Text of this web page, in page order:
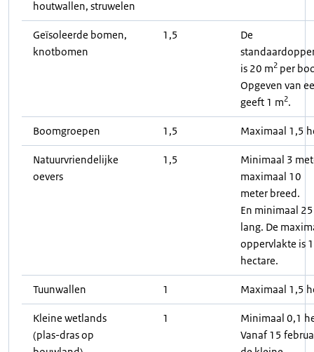
houtwallen, struwelen
Geïsoleerde bomen,
knotbomen
1,5
De
is 20 m2 per
Opgeven van
geeft 1 m2.
Boomgroepen 1,5 Maximaal 1,5
Natuurvriendelijke
oevers
1,5
Minimaal 3
maximaal 10
meter breed.
En minimaal
lang. De
oppervlakte is
hectare.
Tuunwallen 1 Maximaal 1,5
Kleine wetlands
(plas-dras op
1
Minimaal 0,1
Vanaf 15